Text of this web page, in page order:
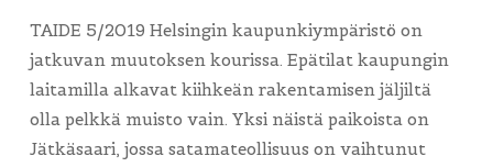
TAIDE 5/2019 Helsingin kaupunkiympäristö on
jatkuvan muutoksen kourissa. Epätilat kaupungin
laitamilla alkavat kiihkeän rakentamisen jäljiltä
olla pelkkä muisto vain. Yksi näistä paikoista on
Jätkäsaari, jossa satamateollisuus on vaihtunut